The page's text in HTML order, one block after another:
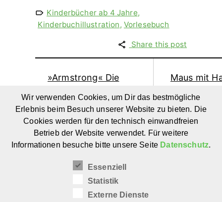
Kinderbücher ab 4 Jahre,
Kinderbuchillustration, Vorlesebuch
Share this post
»Armstrong« Die
einer Maus zum
Mond:
Raumfahrtgeschichte
für Kinder ab 5
Maus mit
Stutzmann
Arsenault –
Wir verwenden Cookies, um Dir das bestmögliche
Erlebnis beim Besuch unserer Website zu bieten. Die
Cookies werden für den technisch einwandfreien
Betrieb der Website verwendet. Für weitere
Informationen besuche bitte unsere Seite Datenschutz.
Essenziell
Statistik
Externe Dienste